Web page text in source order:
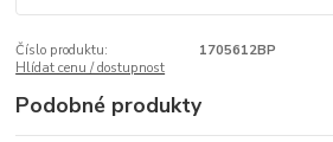
Číslo produktu:
1705612BP
Hlídat cenu / dostupnost
Podobné produkty